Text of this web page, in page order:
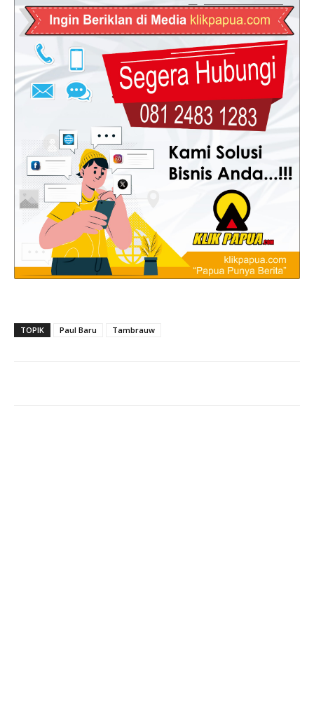
TOPIK Paul Baru Tambrauw